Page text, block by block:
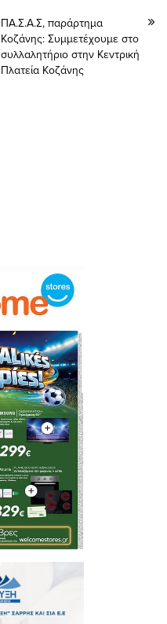
ΠΑ.Σ.Α.Σ, παράρτημα
Κοζάνης: Συμμετέχουμε στο
συλλαλητήριο στην Κεντρική
Πλατεία Κοζάνης